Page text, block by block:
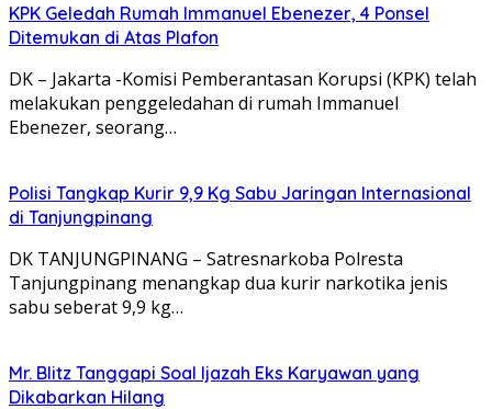
KPK Geledah Rumah Immanuel Ebenezer, 4 Ponsel
Ditemukan di Atas Plafon
DK – Jakarta -Komisi Pemberantasan Korupsi (KPK) telah
melakukan penggeledahan di rumah Immanuel
Ebenezer, seorang…
Polisi Tangkap Kurir 9,9 Kg Sabu Jaringan Internasional
di Tanjungpinang
DK TANJUNGPINANG – Satresnarkoba Polresta
Tanjungpinang menangkap dua kurir narkotika jenis
sabu seberat 9,9 kg…
Mr. Blitz Tanggapi Soal Ijazah Eks Karyawan yang
Dikabarkan Hilang